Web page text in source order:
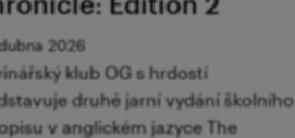
2026
klub OG s hrdostí
druhé jarní vydání školního
v anglickém jazyce The